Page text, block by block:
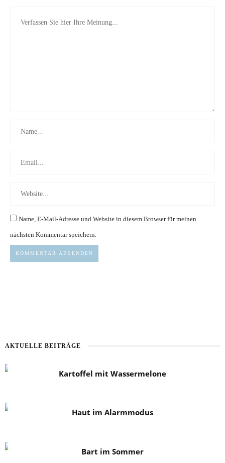
Name, E-Mail-Adresse und Website in diesem Browser für meinen
nächsten Kommentar speichern.
AKTUELLE BEITRÄGE
Kartoffel mit Wassermelone
Haut im Alarmmodus
Bart im Sommer